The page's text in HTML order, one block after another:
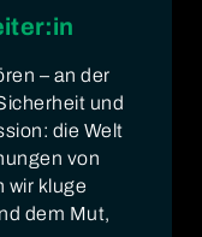
– an der
und
die Welt
von
wir kluge
dem Mut,